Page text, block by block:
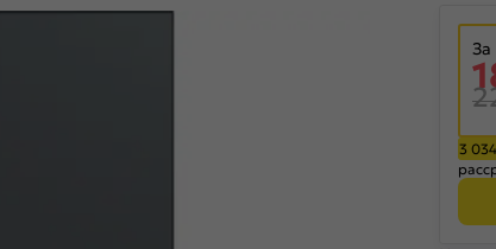
За
3 034